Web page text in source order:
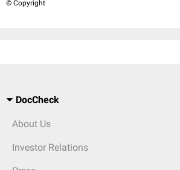
© Copyright
DocCheck
About Us
Investor Relations